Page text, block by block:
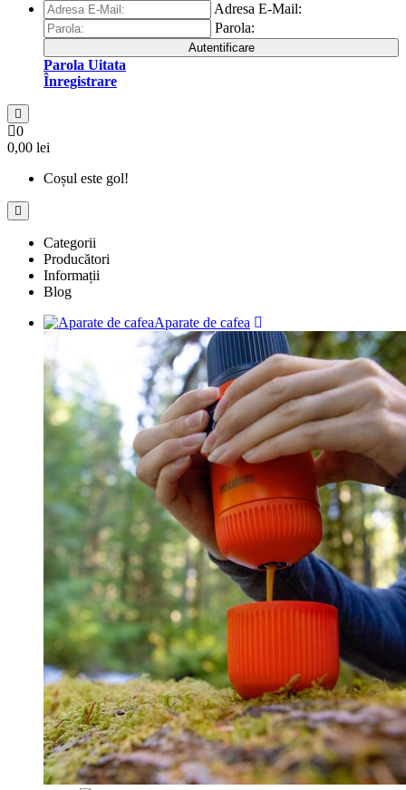
Adresa E-Mail:
Parola:
Autentificare
Parola Uitata
Înregistrare
0
0,00 lei
Coșul este gol!
Categorii
Producători
Informații
Blog
Aparate de cafea